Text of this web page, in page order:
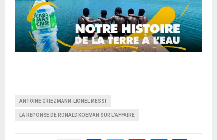
ANTOINE GRIEZMANN-LIONEL MESSI
LA RÉPONSE DE RONALD KOEMAN SUR L'AFFAIRE